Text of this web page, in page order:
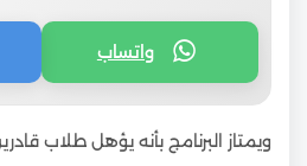
واتساب
ويمتاز البرنامج بأنه يؤهل طلاب